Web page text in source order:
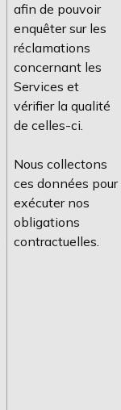
afin de pouvoir
enquêter sur les
réclamations
concernant les
Services et
vérifier la qualité
de celles-ci.
Nous collectons
ces données pour
exécuter nos
obligations
contractuelles.